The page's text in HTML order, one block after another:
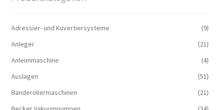
Adressier- und Kuvertiersysteme
(9)
Anleger
(21)
Anleimmaschine
(4)
Auslagen
(51)
Banderoliermaschinen
(21)